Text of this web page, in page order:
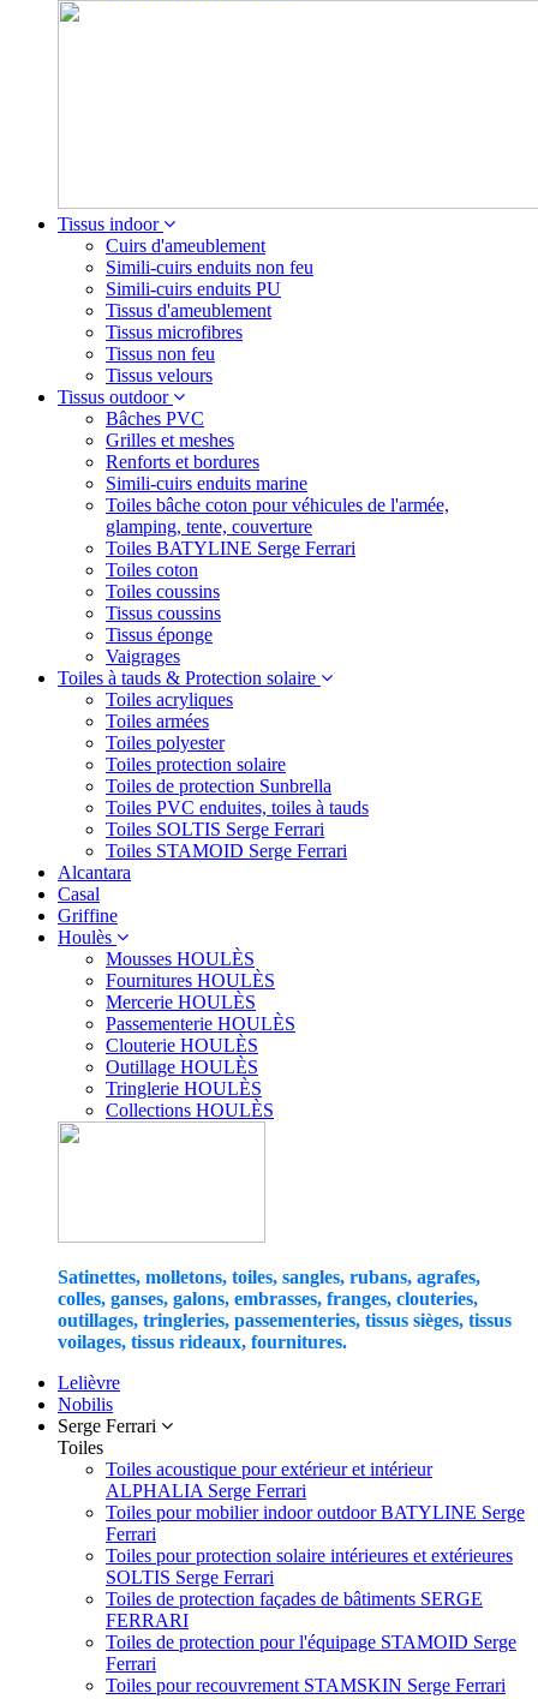
Tissus indoor
Cuirs d'ameublement
Simili-cuirs enduits non feu
Simili-cuirs enduits PU
Tissus d'ameublement
Tissus microfibres
Tissus non feu
Tissus velours
Tissus outdoor
Bâches PVC
Grilles et meshes
Renforts et bordures
Simili-cuirs enduits marine
Toiles bâche coton pour véhicules de l'armée,
glamping, tente, couverture
Toiles BATYLINE Serge Ferrari
Toiles coton
Toiles coussins
Tissus coussins
Tissus éponge
Vaigrages
Toiles à tauds & Protection solaire
Toiles acryliques
Toiles armées
Toiles polyester
Toiles protection solaire
Toiles de protection Sunbrella
Toiles PVC enduites, toiles à tauds
Toiles SOLTIS Serge Ferrari
Toiles STAMOID Serge Ferrari
Alcantara
Casal
Griffine
Houlès
Mousses HOULÈS
Fournitures HOULÈS
Mercerie HOULÈS
Passementerie HOULÈS
Clouterie HOULÈS
Outillage HOULÈS
Tringlerie HOULÈS
Collections HOULÈS
Satinettes, molletons, toiles, sangles, rubans, agrafes,
colles, ganses, galons, embrasses, franges, clouteries,
outillages, tringleries, passementeries, tissus sièges, tissus
voilages, tissus rideaux, fournitures.
Lelièvre
Nobilis
Serge Ferrari
Toiles
Toiles acoustique pour extérieur et intérieur
ALPHALIA Serge Ferrari
Toiles pour mobilier indoor outdoor BATYLINE Serge
Ferrari
Toiles pour protection solaire intérieures et extérieures
SOLTIS Serge Ferrari
Toiles de protection façades de bâtiments SERGE
FERRARI
Toiles de protection pour l'équipage STAMOID Serge
Ferrari
Toiles pour recouvrement STAMSKIN Serge Ferrari